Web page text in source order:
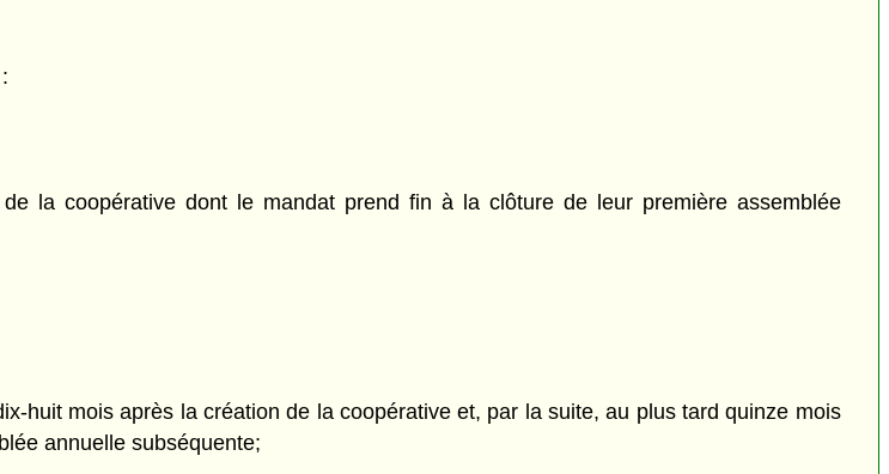
la coopérative dont le mandat prend fin à la clôture de leur première assemblée
huit mois après la création de la coopérative et, par la suite, au plus tard quinze mois
annuelle subséquente;